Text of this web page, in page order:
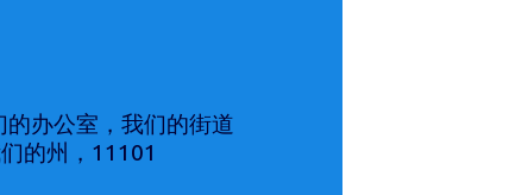
办公室，我们的街道
的州，11101